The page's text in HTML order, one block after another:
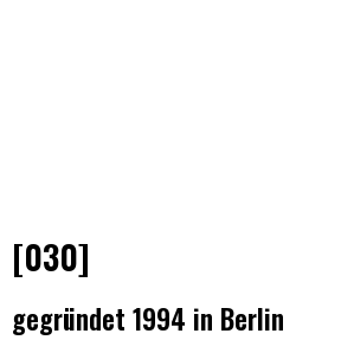
[030]
gegründet 1994 in Berlin